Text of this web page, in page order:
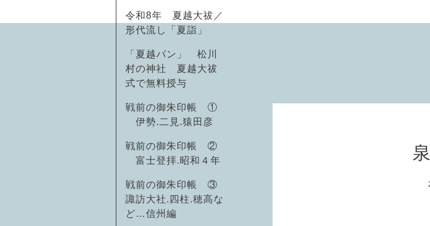
令和8年 夏越大祓／
形代流し「夏詣」
「夏越パン」 松川
村の神社 夏越大祓
式で無料授与
戦前の御朱印帳 ①
伊勢.二見.猿田彦
戦前の御朱印帳 ②
富士登拝.昭和４年
戦前の御朱印帳 ③
諏訪大社.四柱.穂高な
ど…信州編